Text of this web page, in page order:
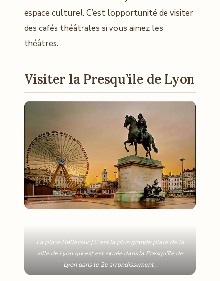
espace culturel. C’est l’opportunité de visiter
des cafés théâtrales si vous aimez les
théâtres.
Visiter la Presqu’ile de Lyon
La place Bellecour | C’est la plus grande place de la
ville de Lyon qui est est située dans la Presqu’île de
Lyon dans le 2e arrondissement .